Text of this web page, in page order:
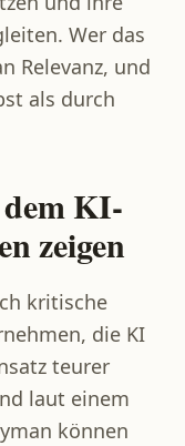
Wer das
Relevanz, und
als durch
KI-
zeigen
kritische
die KI
teurer
laut einem
können